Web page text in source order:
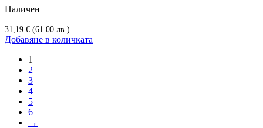
Наличен
31,19 € (61.00 лв.)
Добавяне в количката
1
2
3
4
5
6
→